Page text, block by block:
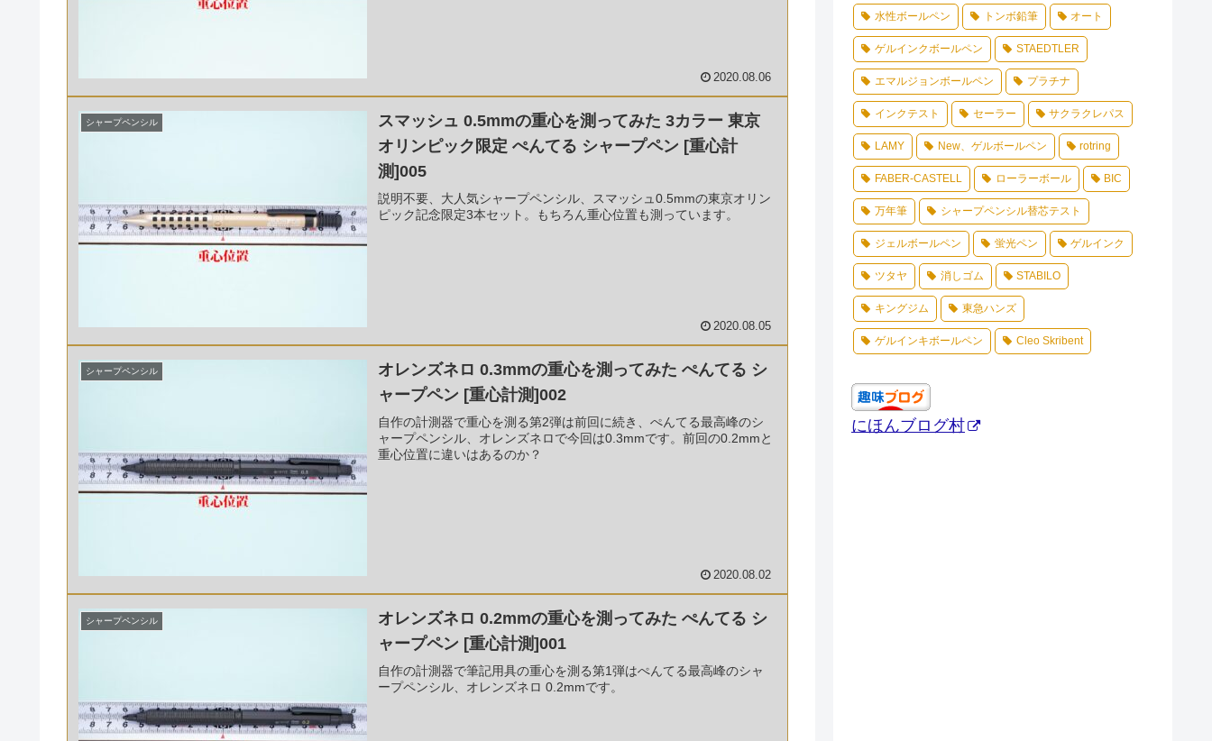
2020.08.06
シャープペンシル
スマッシュ 0.5mmの重心を測ってみた 3カラー 東京
オリンピック限定 ぺんてる シャープペン [重心計
測]005
説明不要、大人気シャープペンシル、スマッシュ0.5mmの東京オリン
ピック記念限定3本セット。もちろん重心位置も測っています。
2020.08.05
シャープペンシル
オレンズネロ 0.3mmの重心を測ってみた ぺんてる シ
ャープペン [重心計測]002
自作の計測器で重心を測る第2弾は前回に続き、ぺんてる最高峰のシ
ャープペンシル、オレンズネロで今回は0.3mmです。前回の0.2mmと
重心位置に違いはあるのか？
2020.08.02
シャープペンシル
オレンズネロ 0.2mmの重心を測ってみた ぺんてる シ
ャープペン [重心計測]001
自作の計測器で筆記用具の重心を測る第1弾はぺんてる最高峰のシャ
ープペンシル、オレンズネロ 0.2mmです。
水性ボールペン トンボ鉛筆 オート
ゲルインクボールペン STAEDTLER
エマルジョンボールペン プラチナ
インクテスト セーラー サクラクレパス
LAMY New、ゲルボールペン rotring
FABER-CASTELL ローラーボール BIC
万年筆 シャープペンシル替芯テスト
ジェルボールペン 蛍光ペン ゲルインク
ツタヤ 消しゴム STABILO
キングジム 東急ハンズ
ゲルインキボールペン Cleo Skribent
にほんブログ村